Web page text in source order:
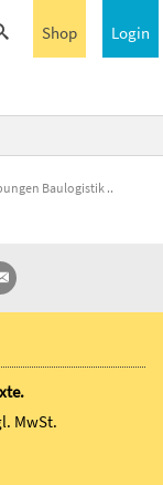
Login
Shop
Baulogistik
MwSt.